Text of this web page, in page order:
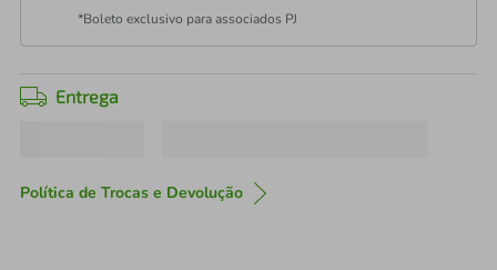
*Boleto exclusivo para associados PJ
Entrega
Política de Trocas e Devolução